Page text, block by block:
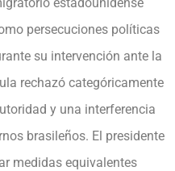
persecuciones políticas
su intervención ante la
rechazó categóricamente
y una interferencia
brasileños. El presidente
medidas equivalentes